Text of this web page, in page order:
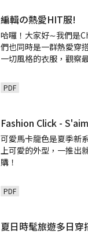
編輯の熱愛HIT服!
哈囉！大家好∼我們是
們也同時是一群熱愛穿
一切風格的衣服，觀察
PDF
Fashion Click -
可愛馬卡龍色是夏季新
上可愛的外型，一推出
購！
PDF
夏日時髦旅遊多日穿